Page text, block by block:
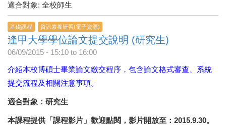
適合對象: 全校師生
基礎課程 資訊素養研習(電子資源)
逢甲大學學位論文提交說明 (研究生)
06/09/2015 - 15:10 to 16:00
介紹本校博碩士畢業論文繳交程序，包含論文格式審查、系統
提交流程及相關注意事項。
適合對象：研究生
本課程提供「課程影片」歡迎點閱，影片開放至：2015.9.30。